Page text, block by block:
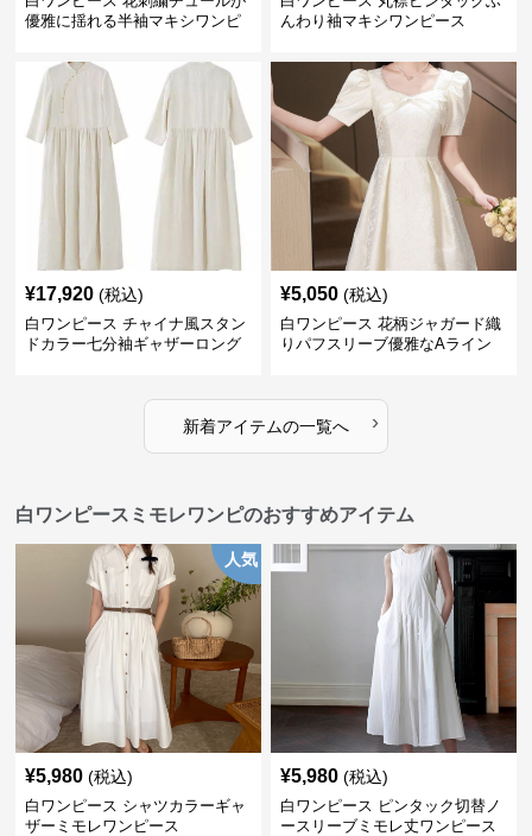
優雅に揺れる半袖マキシワンピ
んわり袖マキシワンピース
¥17,920 (税込)
白ワンピース チャイナ風スタン
ドカラー七分袖ギャザーロング
¥5,050 (税込)
白ワンピース 花柄ジャガード織
りパフスリーブ優雅なAライン
新着アイテムの一覧へ ›
白ワンピースミモレワンピのおすすめアイテム
人気
¥5,980 (税込)
白ワンピース シャツカラーギャ
ザーミモレワンピース
¥5,980 (税込)
白ワンピース ピンタック切替ノ
ースリーブミモレ丈ワンピース